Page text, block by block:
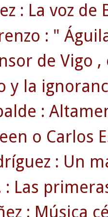
: La voz de
: "
de Vigo
y la
:
o Carlos
: Un
: Las
: Música